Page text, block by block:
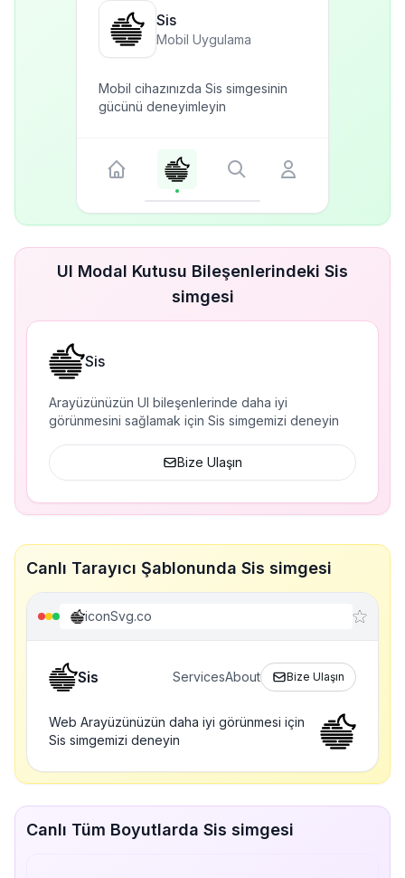
Sis
Mobil Uygulama
Mobil cihazınızda Sis simgesinin
gücünü deneyimleyin
UI Modal Kutusu Bileşenlerindeki Sis
simgesi
Sis
Arayüzünüzün UI bileşenlerinde daha iyi
görünmesini sağlamak için Sis simgemizi deneyin
Bize Ulaşın
Canlı Tarayıcı Şablonunda Sis simgesi
iconSvg.co
Sis ServicesAbout Bize Ulaşın
Web Arayüzünüzün daha iyi görünmesi için
Sis simgemizi deneyin
Canlı Tüm Boyutlarda Sis simgesi